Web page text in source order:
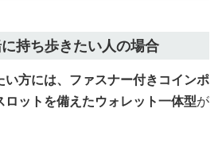
持ち歩きたい人の場合
方には、ファスナー付きコインポ
ットを備えたウォレット一体型が